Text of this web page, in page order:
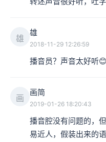
雄
雄
2018-11-29 12:26:59
播音员？声音太好听😊
画
画简
2019-01-26 18:20:43
播音腔没有问题的，
易近人，假装出来的